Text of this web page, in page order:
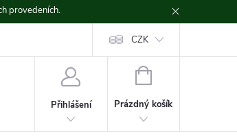
provedeních.
CZK
Přihlášení
NÁKUPNÍ
Prázdný košík